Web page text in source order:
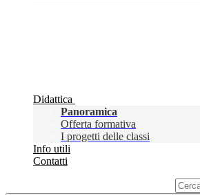
Didattica
Panoramica
Offerta formativa
I progetti delle classi
Info utili
Contatti